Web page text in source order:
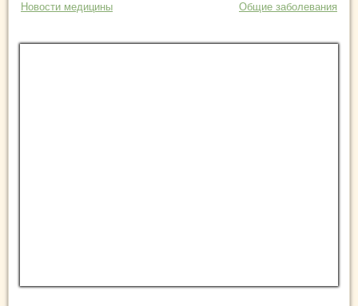
Новости медицины Общие заболевания